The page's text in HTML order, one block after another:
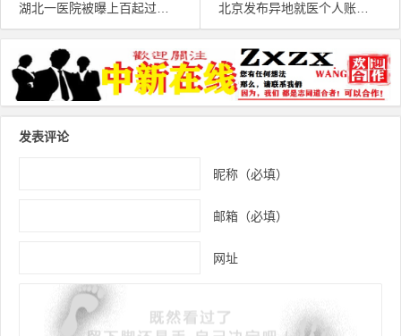
湖北一医院被曝上百起过度医疗事件，90%患者都要“挨一刀”？
北京发布异地就医个人账户支付权限操作指南，线上开通权限即时生效
发表评论
昵称（必填）
邮箱（必填）
网址